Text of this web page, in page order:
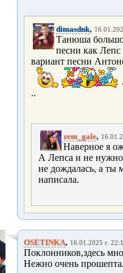
dimasdnk,
Танюша
песни как Лепс
вариант песни
..
zem_gale,
Наверное я
А Лепса и не нужно
не дождалась, а ты
написала.
OSETINKA, 16.01.2025 г.
Поклонников,здесь
Нежно очень